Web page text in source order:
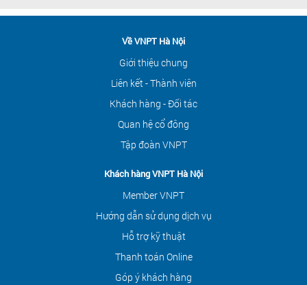
Về VNPT Hà Nội
Giới thiệu chung
Liên kết - Thành viên
Khách hàng - Đối tác
Quan hệ cổ đông
Tập đoàn VNPT
Khách hàng VNPT Hà Nội
Member VNPT
Hướng dẫn sử dụng dịch vụ
Hỗ trợ kỹ thuật
Thanh toán Online
Góp ý khách hàng